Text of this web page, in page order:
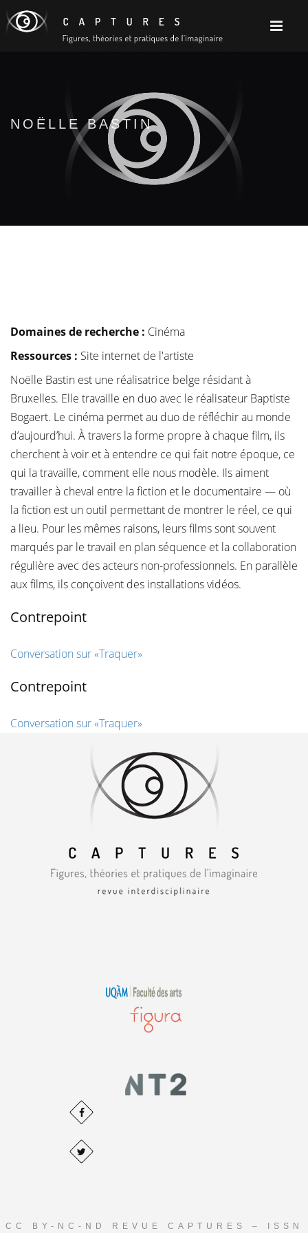
NOËLLE BASTIN
Domaines de recherche : Cinéma
Ressources : Site internet de l'artiste
Noëlle Bastin est une réalisatrice belge résidant à
Bruxelles. Elle travaille en duo avec le réalisateur Baptiste
Bogaert. Le cinéma permet au duo de réfléchir au monde
d’aujourd’hui. À travers la forme propre à chaque film, ils
cherchent à voir et à entendre ce qui fait notre époque, ce
qui la travaille, comment elle nous modèle. Ils aiment
travailler à cheval entre la fiction et le documentaire — où
la fiction est un outil permettant de montrer le réel, ce qui
a lieu. Pour les mêmes raisons, leurs films sont souvent
marqués par le travail en plan séquence et la collaboration
régulière avec des acteurs non-professionnels. En parallèle
aux films, ils conçoivent des installations vidéos.
Contrepoint
Conversation sur «Traquer»
Contrepoint
Conversation sur «Traquer»
CC BY-NC-ND REVUE CAPTURES – ISSN